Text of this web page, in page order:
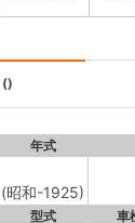
()
年式
(昭和-1925)
型式 車